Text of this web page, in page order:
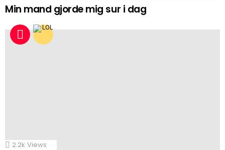
Min mand gjorde mig sur i dag
2.2k Views